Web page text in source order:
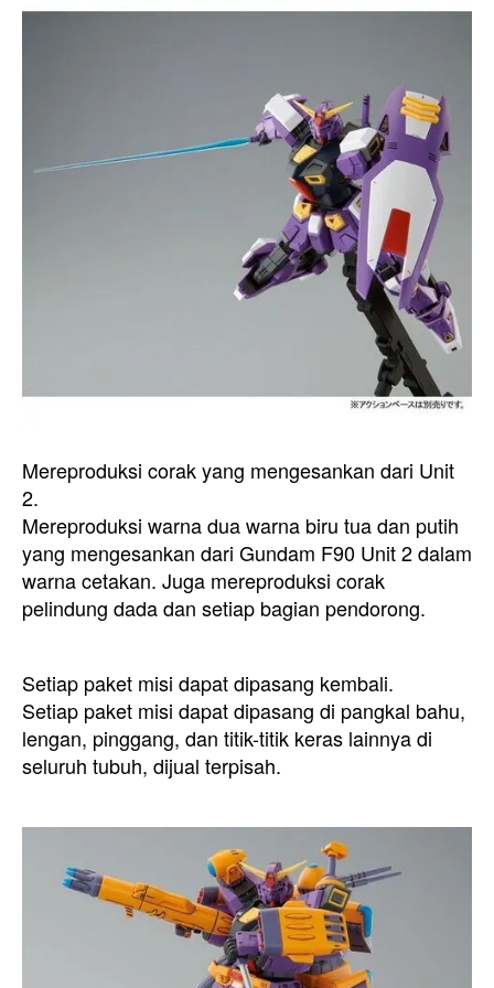
Mereproduksi corak yang mengesankan dari Unit
2.
Mereproduksi warna dua warna biru tua dan putih
yang mengesankan dari Gundam F90 Unit 2 dalam
warna cetakan. Juga mereproduksi corak
pelindung dada dan setiap bagian pendorong.
Setiap paket misi dapat dipasang kembali.
Setiap paket misi dapat dipasang di pangkal bahu,
lengan, pinggang, dan titik-titik keras lainnya di
seluruh tubuh, dijual terpisah.